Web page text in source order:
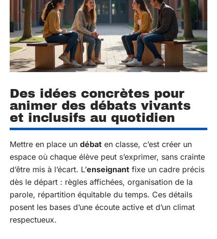
Des idées concrètes pour
animer des débats vivants
et inclusifs au quotidien
Mettre en place un débat en classe, c’est créer un
espace où chaque élève peut s’exprimer, sans crainte
d’être mis à l’écart. L’enseignant fixe un cadre précis
dès le départ : règles affichées, organisation de la
parole, répartition équitable du temps. Ces détails
posent les bases d’une écoute active et d’un climat
respectueux.